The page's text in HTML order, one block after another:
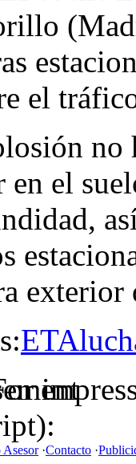
el
no
en el
ETA
Asesor·Contacto ·